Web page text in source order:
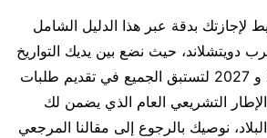
بدقة عبر هذا الدليل الشامل
حيث نضع بين يديك التواريخ
المؤكدة لعامي 2026 و 2027 لتستبق الجميع في تقديم طلبات
التشريعي العام الذي يضمن لك
نوصيك بالرجوع إلى مقالنا المرجعي